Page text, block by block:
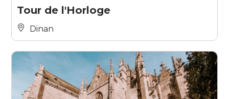
Tour de l'Horloge
Dinan